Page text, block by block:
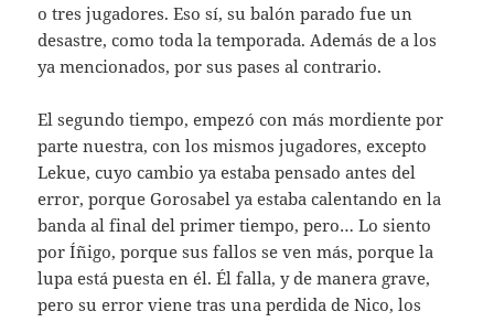
o tres jugadores. Eso sí, su balón parado fue un
desastre, como toda la temporada. Además de a los
ya mencionados, por sus pases al contrario.
El segundo tiempo, empezó con más mordiente por
parte nuestra, con los mismos jugadores, excepto
Lekue, cuyo cambio ya estaba pensado antes del
error, porque Gorosabel ya estaba calentando en la
banda al final del primer tiempo, pero… Lo siento
por Íñigo, porque sus fallos se ven más, porque la
lupa está puesta en él. Él falla, y de manera grave,
pero su error viene tras una perdida de Nico, los